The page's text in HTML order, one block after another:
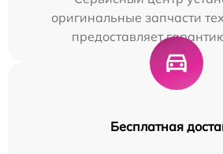
оригинальные запчасти
предоставляет
Бесплатная